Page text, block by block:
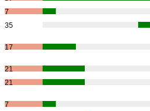
7
35
17
21
21
7